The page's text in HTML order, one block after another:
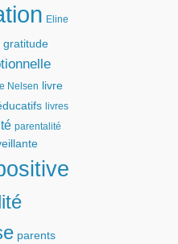
Eline
gratitude
Nelsen
livre
livres
parentalité
parents